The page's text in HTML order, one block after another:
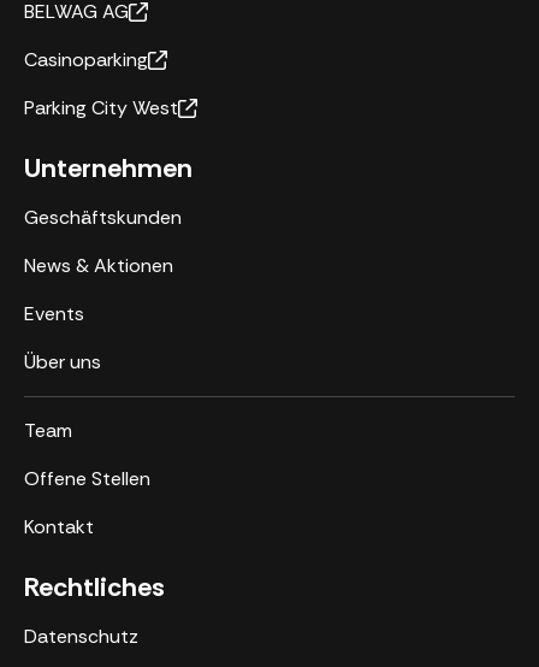
BELWAG AG
Casinoparking
Parking City West
Unternehmen
Geschäftskunden
News & Aktionen
Events
Über uns
Team
Offene Stellen
Kontakt
Rechtliches
Datenschutz